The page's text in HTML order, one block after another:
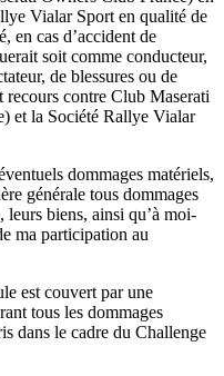
Vialar Sport en qualité de
en cas d’accident de
soit comme conducteur,
de blessures ou de
recours contre Club Maserati
et la Société Rallye Vialar
dommages matériels,
générale tous dommages
leurs biens, ainsi qu’à moi-
ma participation au
est couvert par une
tous les dommages
dans le cadre du Challenge